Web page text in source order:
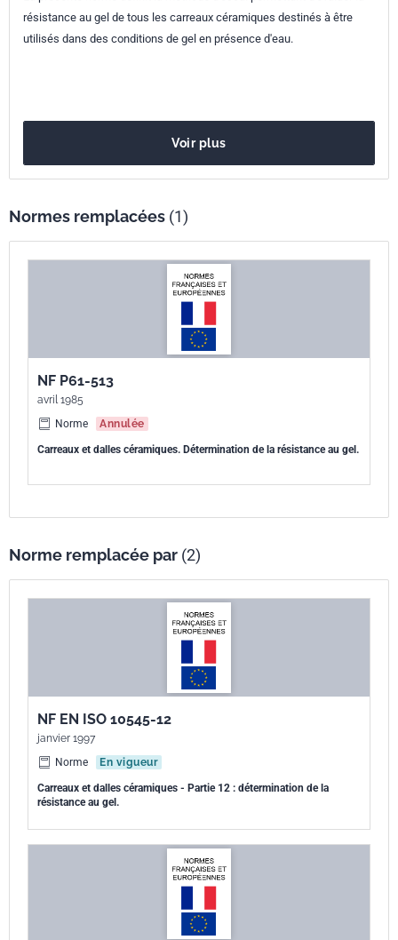
Numéro de tirage 1 - novembre 1991
résistance au gel de tous les carreaux céramiques destinés à être
utilisés dans des conditions de gel en présence d'eau.
Voir plus
Normes remplacées (1)
NF P61-513
avril 1985
Norme
Annulée
Carreaux et dalles céramiques. Détermination de la résistance au gel.
Norme remplacée par (2)
NF EN ISO 10545-12
janvier 1997
Norme
En vigueur
Carreaux et dalles céramiques - Partie 12 : détermination de la
résistance au gel.